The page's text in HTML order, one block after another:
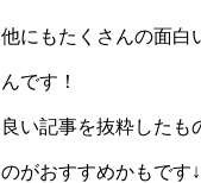
他にもたくさんの面白
んです！
良い記事を抜粋したも
のがおすすめかもです